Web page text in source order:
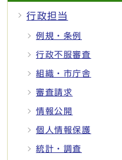
行政担当
例規・条例
行政不服審査
組織・市庁舎
審査請求
情報公開
個人情報保護
統計・調査